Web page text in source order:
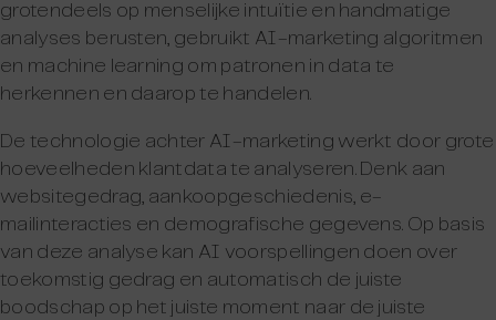
grotendeels op menselijke intuïtie en handmatige
analyses berusten, gebruikt AI-marketing algoritmen
en machine learning om patronen in data te
herkennen en daarop te handelen.
De technologie achter AI-marketing werkt door grote
hoeveelheden klantdata te analyseren. Denk aan
websitegedrag, aankoopgeschiedenis, e-
mailinteracties en demografische gegevens. Op basis
van deze analyse kan AI voorspellingen doen over
toekomstig gedrag en automatisch de juiste
boodschap op het juiste moment naar de juiste